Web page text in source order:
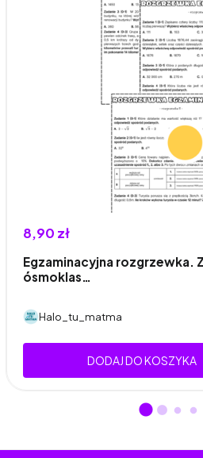
8,90 zł
Egzaminacyjna rozgrzewka.
ósmoklas…
Halo_tu_matma
DODAJ DO KOSZYKA